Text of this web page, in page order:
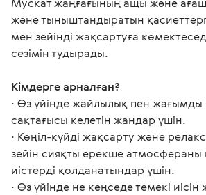
және тыныштандыратын
мен зейінді жақсартуға
сезімін тудырады.
Кімдерге арналған?
∙ Өз үйінде жайлылық пен жағымды
сақтағысы келетін жандар үшін.
∙ Көңіл-күйді жақсарту және
зейін сияқты ерекше атмосфераны
иістерді қолданатындар үшін.
∙ Өз үйінде не кеңседе темекі